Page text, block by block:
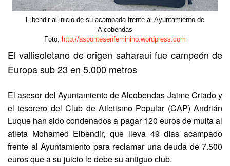
Elbendir al inicio de su acampada frente al Ayuntamiento de
Alcobendas
Foto: http://aspontesenfeminino.wordpress.com
El vallisoletano de origen saharaui fue campeón de
Europa sub 23 en 5.000 metros
El asesor del Ayuntamiento de Alcobendas Jaime Criado y
el tesorero del Club de Atletismo Popular (CAP) Andrián
Luque han sido condenados a pagar 120 euros de multa al
atleta Mohamed Elbendir, que lleva 49 días acampado
frente al Ayuntamiento para reclamar una deuda de 7.500
euros que a su juicio le debe su antiguo club.